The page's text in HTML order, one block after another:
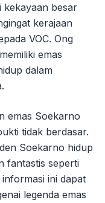
kekayaan besar
kerajaan
VOC. Ong
emas
dalam
emas Soekarno
tidak berdasar.
Soekarno hidup
fantastis seperti
ini dapat
legenda emas